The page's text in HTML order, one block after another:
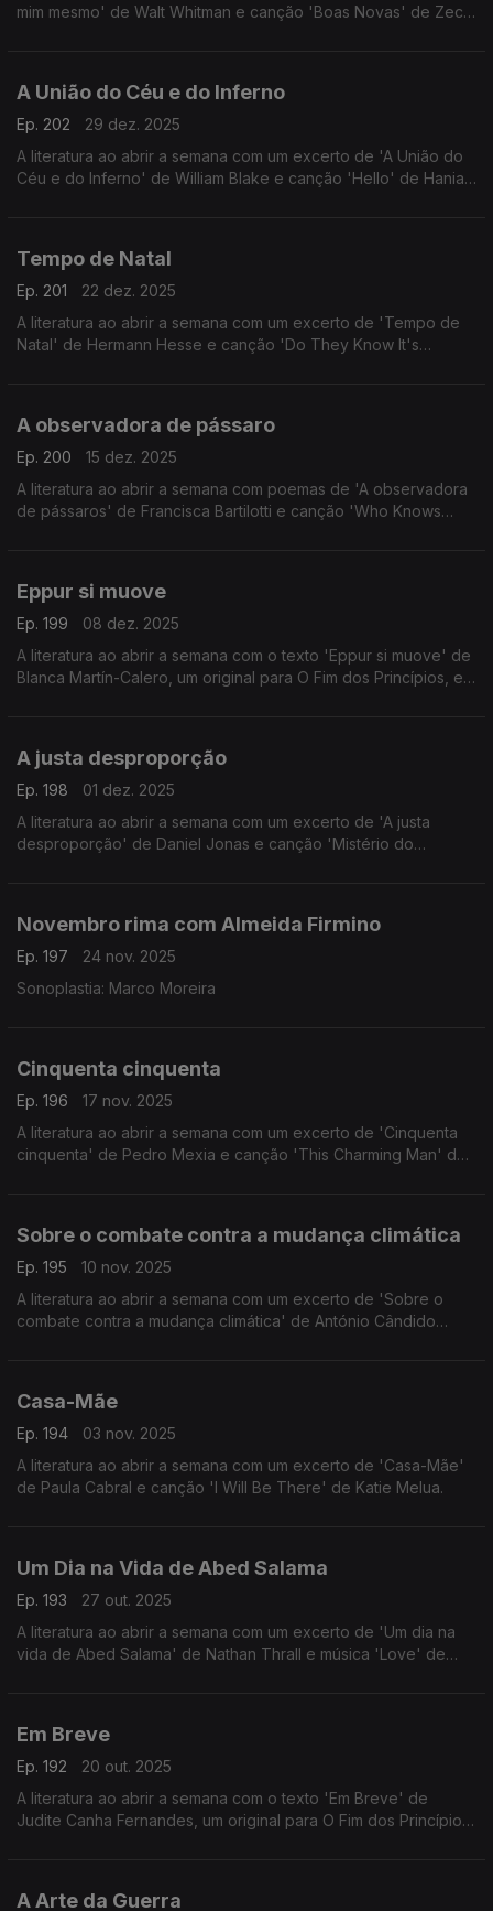
mim mesmo' de Walt Whitman e canção 'Boas Novas' de Zeca
A União do Céu e do Inferno
Ep. 202
29 dez. 2025
A literatura ao abrir a semana com um excerto de 'A União do
Céu e do Inferno' de William Blake e canção 'Hello' de Hania
Tempo de Natal
Ep. 201
22 dez. 2025
A literatura ao abrir a semana com um excerto de 'Tempo de
Natal' de Hermann Hesse e canção 'Do They Know It's
A observadora de pássaro
Ep. 200
15 dez. 2025
A literatura ao abrir a semana com poemas de 'A observadora
de pássaros' de Francisca Bartilotti e canção 'Who Knows
Eppur si muove
Ep. 199
08 dez. 2025
A literatura ao abrir a semana com o texto 'Eppur si muove' de
Blanca Martín-Calero, um original para O Fim dos Princípios, e
A justa desproporção
Ep. 198
01 dez. 2025
A literatura ao abrir a semana com um excerto de 'A justa
desproporção' de Daniel Jonas e canção 'Mistério do
Novembro rima com Almeida Firmino
Ep. 197
24 nov. 2025
Sonoplastia: Marco Moreira
Cinquenta cinquenta
Ep. 196
17 nov. 2025
A literatura ao abrir a semana com um excerto de 'Cinquenta
cinquenta' de Pedro Mexia e canção 'This Charming Man' dos
Sobre o combate contra a mudança climática
Ep. 195
10 nov. 2025
A literatura ao abrir a semana com um excerto de 'Sobre o
combate contra a mudança climática' de António Cândido
Casa-Mãe
Ep. 194
03 nov. 2025
A literatura ao abrir a semana com um excerto de 'Casa-Mãe'
de Paula Cabral e canção 'I Will Be There' de Katie Melua.
Um Dia na Vida de Abed Salama
Ep. 193
27 out. 2025
A literatura ao abrir a semana com um excerto de 'Um dia na
vida de Abed Salama' de Nathan Thrall e música 'Love' de
Em Breve
Ep. 192
20 out. 2025
A literatura ao abrir a semana com o texto 'Em Breve' de
Judite Canha Fernandes, um original para O Fim dos Princípios,
A Arte da Guerra